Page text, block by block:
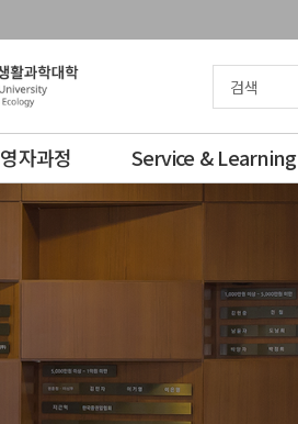
자과정 Service & Learning
검색